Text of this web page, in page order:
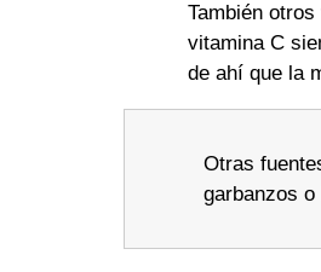
También
vitamina C
de ahí que la
Otras
garbanzos